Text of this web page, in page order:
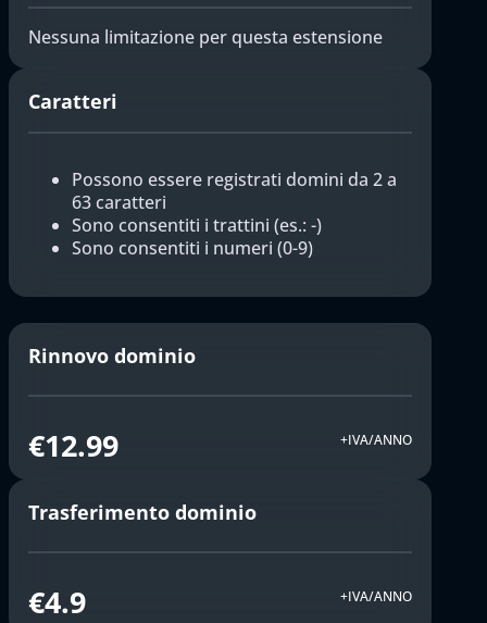
Nessuna limitazione per questa estensione
Caratteri
Possono essere registrati domini da 2 a
63 caratteri
Sono consentiti i trattini (es.: -)
Sono consentiti i numeri (0-9)
Rinnovo dominio
€12.99 +IVA/ANNO
Trasferimento dominio
€4.9 +IVA/ANNO